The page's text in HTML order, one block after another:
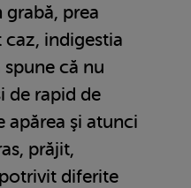
grabă, prea
caz, indigestia
că nu
de rapid de
apărea şi atunci
prăjit,
diferite